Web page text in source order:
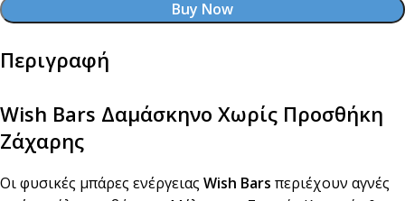
Buy Now
Περιγραφή
Wish Bars Δαμάσκηνο Χωρίς Προσθήκη
Ζάχαρης
Οι φυσικές μπάρες ενέργειας Wish Bars περιέχουν αγνές